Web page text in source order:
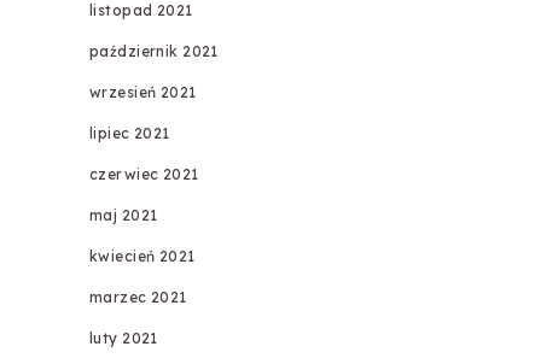
listopad 2021
październik 2021
wrzesień 2021
lipiec 2021
czerwiec 2021
maj 2021
kwiecień 2021
marzec 2021
luty 2021